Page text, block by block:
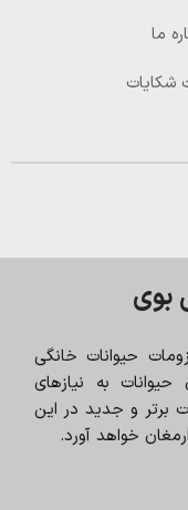
ما
شکایات
بوی
حیوانات خانگی
به نیازهای
برتر و جدید در این
خواهد آورد.